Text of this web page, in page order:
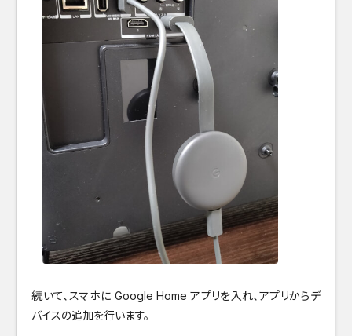
続いて、スマホに Google Home アプリを入れ、アプリからデ
バイスの追加を行います。